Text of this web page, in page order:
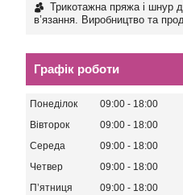
Трикотажна пряжа і шнур
в’язання. Виробництво та
Графік роботи
Понеділок 09:00
18:00
Вівторок
09:00
18:00
Середа
09:00
18:00
Четвер
09:00
18:00
Пʼятниця
09:00
18:00